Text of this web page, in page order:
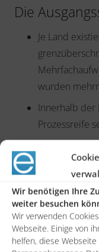
Wir benötigen Ihre
weiter besuchen
Wir verwenden
Webseite. Einige von
helfen, diese
Die
Je Land
wurden
Innerhalb der
Prozessreife
aus rein
Die Lösung
Etablierung